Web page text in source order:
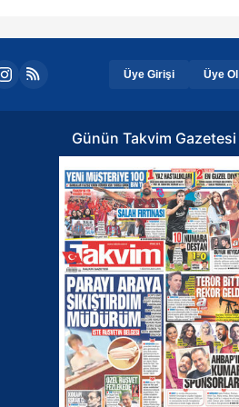
Üye Girişi Üye Ol
Günün Takvim Gazetesi